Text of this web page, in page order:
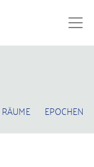
RÄUME EPOCHEN